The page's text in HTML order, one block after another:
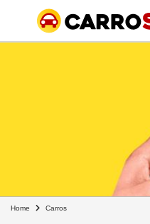
Home Carros